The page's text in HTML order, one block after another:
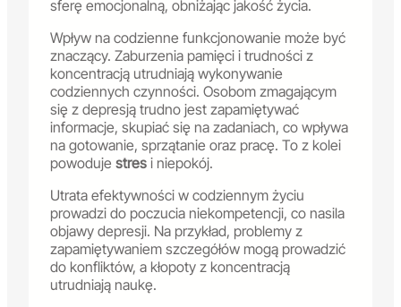
sferę emocjonalną, obniżając jakość życia.
Wpływ na codzienne funkcjonowanie może być
znaczący. Zaburzenia pamięci i trudności z
koncentracją utrudniają wykonywanie
codziennych czynności. Osobom zmagającym
się z depresją trudno jest zapamiętywać
informacje, skupiać się na zadaniach, co wpływa
na gotowanie, sprzątanie oraz pracę. To z kolei
powoduje stres i niepokój.
Utrata efektywności w codziennym życiu
prowadzi do poczucia niekompetencji, co nasila
objawy depresji. Na przykład, problemy z
zapamiętywaniem szczegółów mogą prowadzić
do konfliktów, a kłopoty z koncentracją
utrudniają naukę.